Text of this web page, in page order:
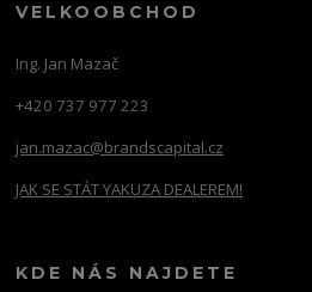
VELKOOBCHOD
Ing. Jan Mazač
+420 737 977 223
jan.mazac@brandscapital.cz
JAK SE STÁT YAKUZA DEALEREM!
KDE NÁS NAJDETE